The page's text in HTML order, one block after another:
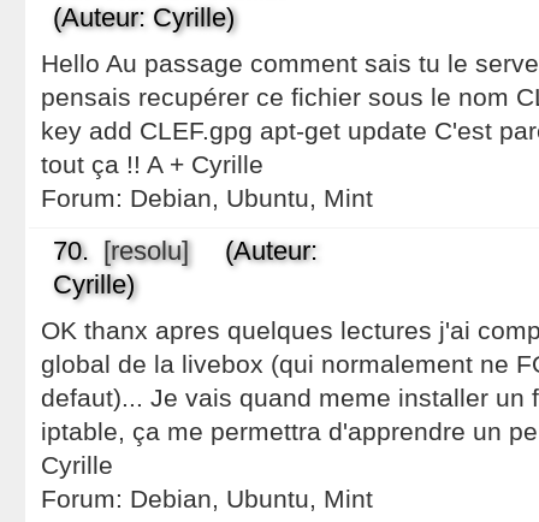
(Auteur: Cyrille)
Hello Au passage comment sais tu le
pensais recupérer ce fichier sous le nom
key add CLEF.gpg apt-get update C'est
tout ça !! A + Cyrille
Forum: Debian, Ubuntu, Mint
70. [resolu](Auteur:
Cyrille)
OK thanx apres quelques lectures j'ai
global de la livebox (qui normalement ne
defaut)... Je vais quand meme installer un
iptable, ça me permettra d'apprendre un
Cyrille
Forum: Debian, Ubuntu, Mint